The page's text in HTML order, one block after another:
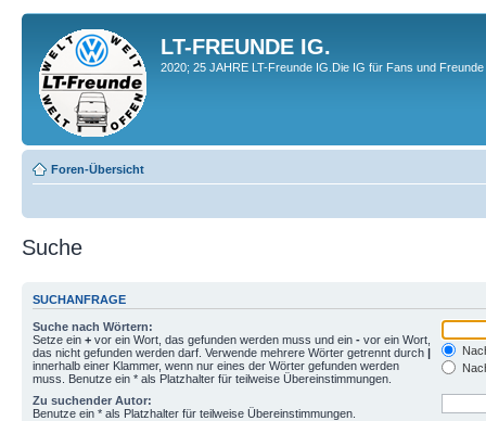
LT-FREUNDE IG.
2020; 25 JAHRE LT-Freunde IG.Die IG für Fans und
Foren-Übersicht
Suche
SUCHANFRAGE
Suche nach Wörtern:
Setze ein + vor ein Wort, das gefunden werden muss und ein - vor ein Wort,
das nicht gefunden werden darf. Verwende mehrere Wörter getrennt durch |
innerhalb einer Klammer, wenn nur eines der Wörter gefunden werden
muss. Benutze ein * als Platzhalter für teilweise Übereinstimmungen.
Zu suchender Autor:
Benutze ein * als Platzhalter für teilweise Übereinstimmungen.